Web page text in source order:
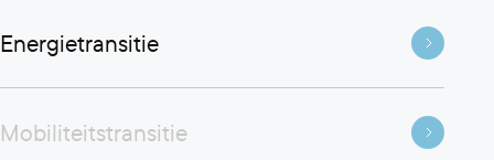
Energietransitie
Mobiliteitstransitie